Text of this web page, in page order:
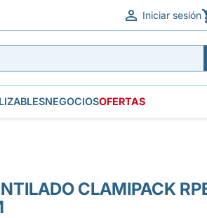
 Iniciar sesión
NEGOCIOSOFERTAS
CLAMIPACK